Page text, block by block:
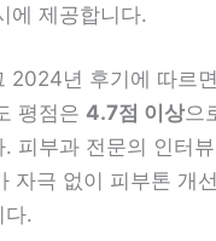
에 제공합니다.
2024년 후기에 따르
평점은 4.7점 이상으
. 피부과 전문의 인터
자극 없이 피부톤 개
다.